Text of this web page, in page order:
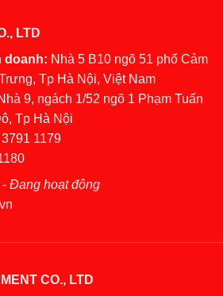
LTD
doanh: Nhà 5 B10 ngõ 51 phố Cảm
Tp Hà Nội, Việt Nam
9, ngách 1/52 ngõ 1 Phạm Tuấn
Tp Hà Nội
1179
- Đang hoạt động
CO., LTD